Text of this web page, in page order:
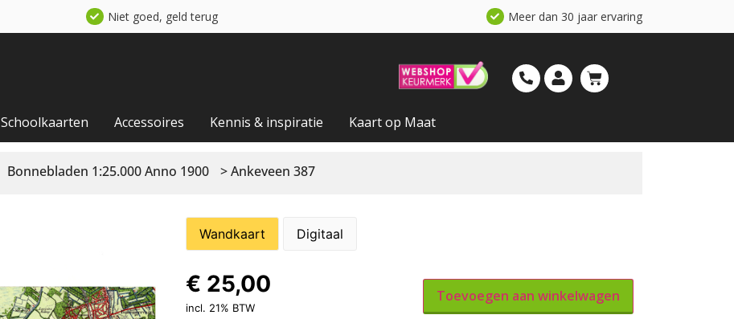
Niet goed, geld terug Meer dan 30 jaar ervaring
Schoolkaarten Accessoires Kennis & inspiratie Kaart op Maat
Bonnebladen 1:25.000 Anno 1900 > Ankeveen 387
Wandkaart Digitaal
€ 25,00
incl. 21% BTW
Toevoegen aan winkelwagen